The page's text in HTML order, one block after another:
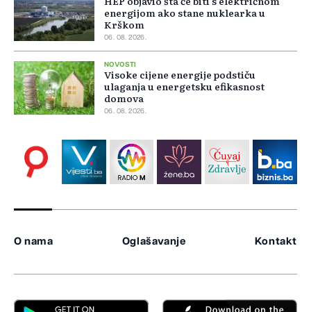
energijom ako stane nuklearka u
Krškom
06. 08. 2026.
NOVOSTI
Visoke cijene energije podstiču
ulaganja u energetsku efikasnost
domova
06. 08. 2026.
O nama Oglašavanje Kontakt